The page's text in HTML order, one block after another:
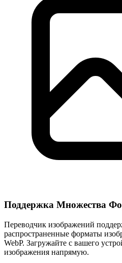
Поддержка Множества
Переводчик изображений
распространенные форматы
WebP. Загружайте с вашего
изображения напрямую.